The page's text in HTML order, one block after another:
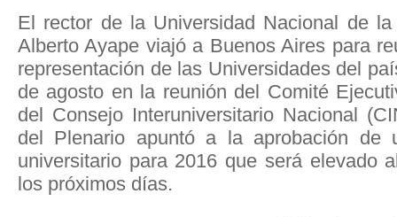
El rector de la Universidad Nacional de
Alberto Ayape viajó a Buenos Aires para
representación de las Universidades del
de agosto en la reunión del Comité
del Consejo Interuniversitario Nacional
del Plenario apuntó a la aprobación de
universitario para 2016 que será elevado
los próximos días.